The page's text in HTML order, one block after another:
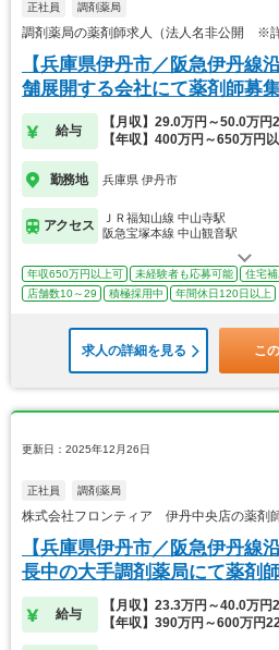
正社員 調剤薬局
調剤薬局の薬剤師求人（法人名非公開 ※詳
【兵庫県伊丹市／阪急伊丹
舗展開する会社にて薬剤師募
給与
【月収】29.0万円～50.0万
【年収】400万円～650万円
勤務地 兵庫県 伊丹市
アクセス
ＪＲ福知山線 中山寺駅
阪急宝塚本線 中山観音駅
年収650万円以上可 未経験者も応募可能 住宅
店舗数10～29
積極採用中 年間休日120日以上
求人の詳細を見る こ
更新日：2025年12月26日
正社員 調剤薬局
株式会社フロンティア 伊丹中央店の薬剤
【兵庫県伊丹市／阪急伊丹線
長中の大手調剤薬局にて薬剤
給与
【月収】23.3万円～40.0万
【年収】390万円～600万円